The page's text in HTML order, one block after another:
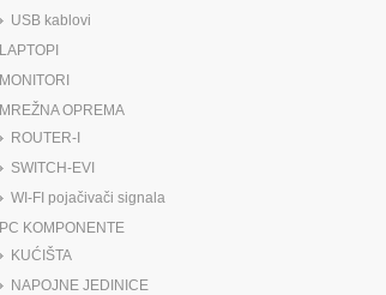
USB kablovi
LAPTOPI
MONITORI
MREŽNA OPREMA
ROUTER-I
SWITCH-EVI
WI-FI pojačivači signala
PC KOMPONENTE
KUĆIŠTA
NAPOJNE JEDINICE